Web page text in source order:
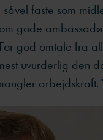
faste som
gode
god omtale fra
uvurderlig den
arbejdskraft.”